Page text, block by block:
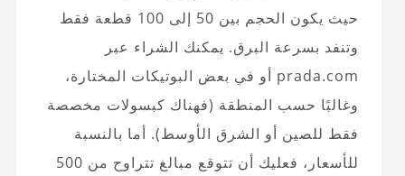
حيث يكون الحجم بين 50 إلى 100 قطعة فقط
وتنفد بسرعة البرق. يمكنك الشراء عبر
prada.com أو في بعض البوتيكات المختارة،
وغالبًا حسب المنطقة (فهناك كبسولات مخصصة
فقط للصين أو الشرق الأوسط). أما بالنسبة
للأسعار، فعليك أن تتوقع مبالغ تتراوح من 500